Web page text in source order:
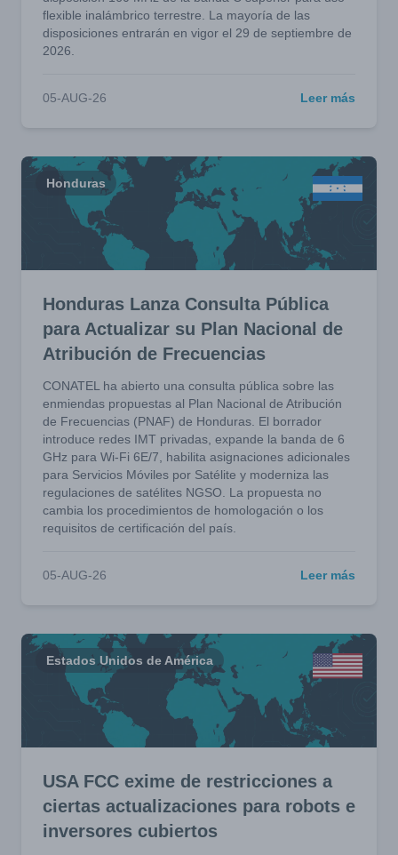
flexible inalámbrico terrestre. La mayoría de las
disposiciones entrarán en vigor el 29 de septiembre de
2026.
05-AUG-26 Leer más
Honduras
Honduras Lanza Consulta Pública
para Actualizar su Plan Nacional de
Atribución de Frecuencias
CONATEL ha abierto una consulta pública sobre las
enmiendas propuestas al Plan Nacional de Atribución
de Frecuencias (PNAF) de Honduras. El borrador
introduce redes IMT privadas, expande la banda de 6
GHz para Wi-Fi 6E/7, habilita asignaciones adicionales
para Servicios Móviles por Satélite y moderniza las
regulaciones de satélites NGSO. La propuesta no
cambia los procedimientos de homologación o los
requisitos de certificación del país.
05-AUG-26 Leer más
Estados Unidos de América
USA FCC exime de restricciones a
ciertas actualizaciones para robots e
inversores cubiertos